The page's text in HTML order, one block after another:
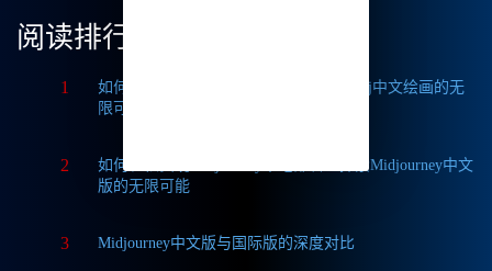
阅读排行
1
如何获取Midjourney破解版免费？探索Mj中文绘画的无
限可能
2
如何轻松实现Midjourney本地部署？探索Midjourney中文
版的无限可能
3 Midjourney中文版与国际版的深度对比